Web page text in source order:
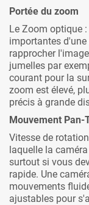
Portée du zoom
Le Zoom optique
importantes
rapprocher
jumelles par
courant pour la
zoom est élevé,
précis à grande
Mouvement
Vitesse de
laquelle la
surtout si vous
rapide. Une
mouvements
ajustables pour